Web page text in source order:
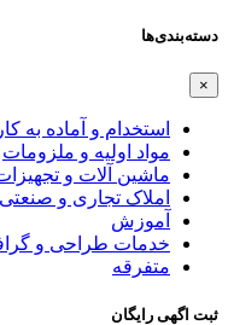
دسته‌بندی‌ها
×
استخدام و آماده به کار
مواد اولیه و ملزومات
ماشین آلات و
املاک تجاری و صنعتی
آموزش
خدمات طراحی و
متفرقه
ثبت اگهی رایگان